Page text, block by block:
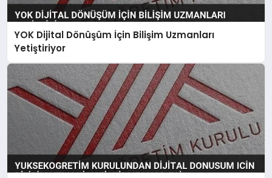
YOK Dijital Dönüşüm İçin Bilişim Uzmanları
Yetiştiriyor